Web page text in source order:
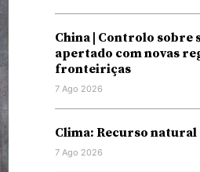
China | Controlo sobre
apertado com novas
fronteiriças
7 Ago 2026
Clima: Recurso
7 Ago 2026